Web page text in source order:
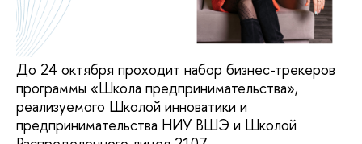
До 24 октября проходит набор бизнес-трекеров
программы «Школа предпринимательства»,
реализуемого Школой инноватики и
предпринимательства НИУ ВШЭ и Школой